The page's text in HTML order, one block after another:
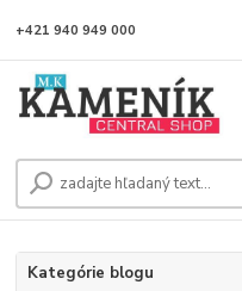
+421 940 949 000
Kategórie blogu